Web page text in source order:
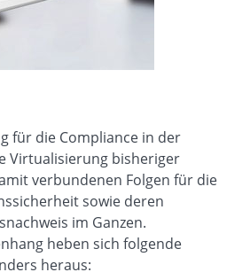
für die Compliance in der
Virtualisierung bisheriger
verbundenen Folgen für die
sowie deren
im Ganzen.
heben sich folgende
heraus: